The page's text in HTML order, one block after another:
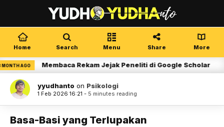
Home Search Menu Share More
AGO Membaca Rekam Jejak Peneliti di Google Scholar
yyudhanto on Psikologi
1 Feb 2026 16:21 - 5 minutes reading
Basa-Basi yang Terlupakan